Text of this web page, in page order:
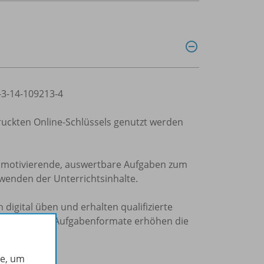
14-109213-4
Online-Schlüssels genutzt werden
auswertbare Aufgaben zum
der Unterrichtsinhalte.
digital üben und erhalten qualifizierte
Aufgabenformate erhöhen die
um